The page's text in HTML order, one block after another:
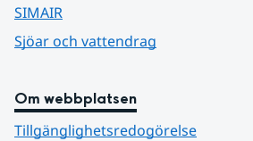
SIMAIR
Sjöar och vattendrag
Om webbplatsen
Tillgänglighetsredogörelse